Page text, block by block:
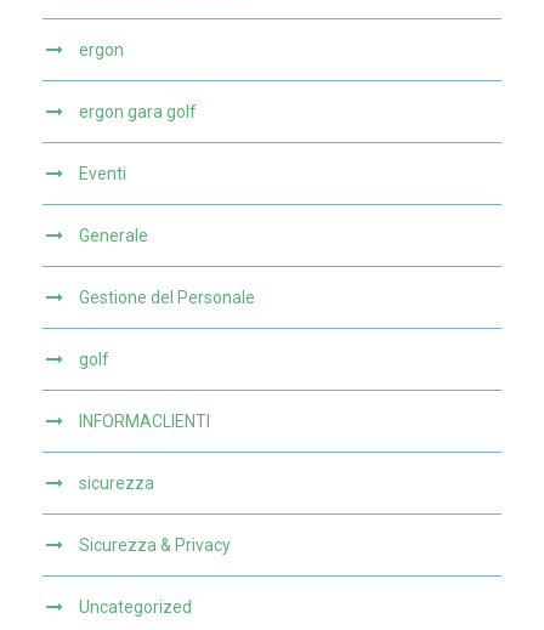
ergon
ergon gara golf
Eventi
Generale
Gestione del Personale
golf
INFORMACLIENTI
sicurezza
Sicurezza & Privacy
Uncategorized